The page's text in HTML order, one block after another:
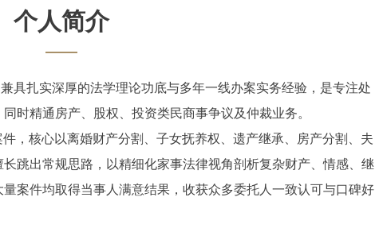
个人简介
扎实深厚的法学理论功底与多年一线办案实务经验，是专注处
时精通房产、股权、投资类民商事争议及仲裁业务。
核心以离婚财产分割、子女抚养权、遗产继承、房产分割、夫
跳出常规思路，以精细化家事法律视角剖析复杂财产、情感、继
案件均取得当事人满意结果，收获众多委托人一致认可与口碑好